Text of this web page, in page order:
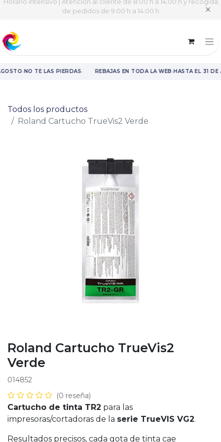
Horario intensivo | Atención al cliente de 8:00 h a 14:00 h y recogida
de pedidos de 9:00 h a 14:00 h
✕
·NO TE LAS PIERDAS· REBAJAS EN TODA LA WEB·HASTA EL 31 DE
Todos los productos
Roland Cartucho TrueVis2 Verde
Roland Cartucho TrueVis2
Verde
014852
(0 reseña)
Cartucho de tinta TR2 para las
impresoras/cortadoras de la serie TrueVIS VG2.
Resultados precisos, cada gota de tinta cae